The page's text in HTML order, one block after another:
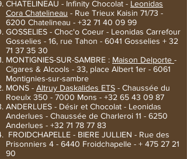
CHATELINEAU - Infinity Chocolat - Leonidas
Cora Chatelineau - Rue Trieux Kaisin 71/73 -
6200 Chatelineau - +32 71 40 09 99
GOSSELIES - Choc'o Coeur - Leonidas Carrefour
Gosselies - 16, rue Tahon - 6041 Gosselies + 32
71 37 35 30
MONTIGNIES-SUR-SAMBRE : Maison Delporte -
Cigares & Alcools - 33, place Albert 1er - 6061
Montignies-sur-sambre
MONS - Altruy Daskalides ETS - Chaussée du
Roeulx 350 - 7000 Mons - +32 65 43 09 87
ANDERLUES - Désir et Chocolat - Leonidas
Anderlues - Chaussée de Charleroi 11 - 6250
Anderlues - +32 71 78 77 83
FROIDCHAPELLE - BIERE JULLIEN - Rue des
Prisonniers 4 - 6440 Froidchapelle - + 475 27 21
90